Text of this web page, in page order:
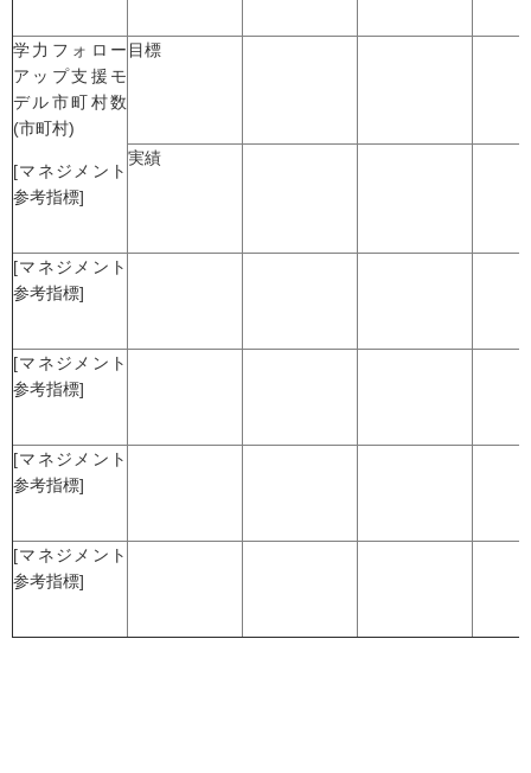
学力フォロー
アップ支援モ
デル市町村数
(市町村)
[マネジメント
参考指標]
目標
実績
[マネジメント
参考指標]
[マネジメント
参考指標]
[マネジメント
参考指標]
[マネジメント
参考指標]